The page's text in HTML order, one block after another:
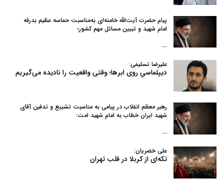
پیام حضرت آیت‌الله خامنه‌ای به‌مناسبت حماسه عظیم بدرقه
امام شهید و تبیین مسائل مهم کشور؛
…
علیرضا تسلیمی:
دیپلماسیِ روی ابرها؛ وقتی واقعیت را نادیده می‌گیریم
رهبر معظم انقلاب در پیامی به‌ مناسبت تشییع و تدفین آقای
شهید ایران خطاب به امام شهید امت:
…
علی خضریان:
تکه‌ای از کربلا در قلب تهران